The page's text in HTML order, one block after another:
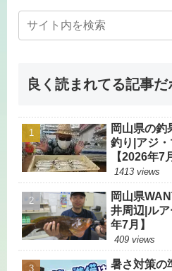
良く読まれてる記事だ
岡山県の釣
釣り|アジ
【2026年7
1413 views
岡山県
井周辺|ル
年7月】
409 views
暑さ対策の